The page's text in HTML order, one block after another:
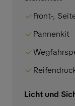
Front-,
Pannenkit
Licht und